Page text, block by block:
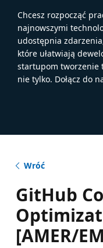
Chcesz rozpocząć
najnowszymi
udostępnia
które ułatwiają
startupom tworzenie
nie tylko. Dołącz do
Wróć
GitHub
[AMER/